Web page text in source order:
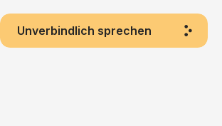
Unverbindlich sprechen